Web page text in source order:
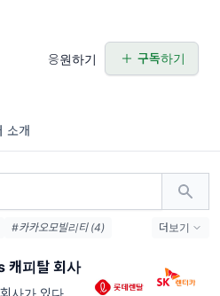
응원하기 구독하기
소개
#카카오모빌리티 (4)
더보기
피탈 회사
사가 있다